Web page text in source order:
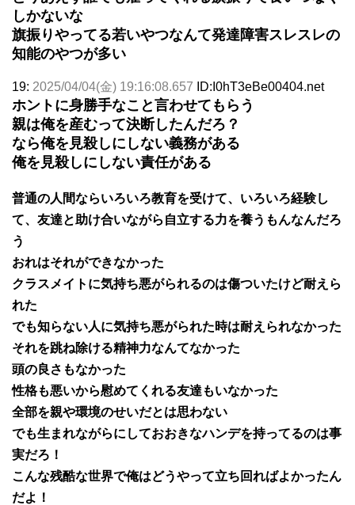
しかないな
旗振りやってる若いやつなんて発達障害スレスレの
知能のやつが多い
19: 2025/04/04(金) 19:16:08.657 ID:I0hT3eBe00404.net
ホントに身勝手なこと言わせてもらう
親は俺を産むって決断したんだろ？
なら俺を見殺しにしない義務がある
俺を見殺しにしない責任がある
普通の人間ならいろいろ教育を受けて、いろいろ経験し
て、友達と助け合いながら自立する力を養うもんなんだろ
う
おれはそれができなかった
クラスメイトに気持ち悪がられるのは傷ついたけど耐えら
れた
でも知らない人に気持ち悪がられた時は耐えられなかった
それを跳ね除ける精神力なんてなかった
頭の良さもなかった
性格も悪いから慰めてくれる友達もいなかった
全部を親や環境のせいだとは思わない
でも生まれながらにしておおきなハンデを持ってるのは事
実だろ！
こんな残酷な世界で俺はどうやって立ち回ればよかったん
だよ！